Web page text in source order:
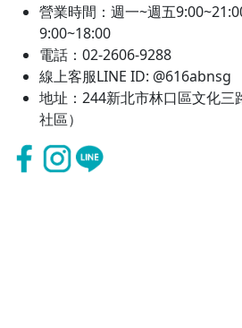
營業時間：週一~週五
9:00~18:00
電話：02-2606-9288
線上客服LINE ID: @616abnsg
地址：244新北市林口區文化三
社區）